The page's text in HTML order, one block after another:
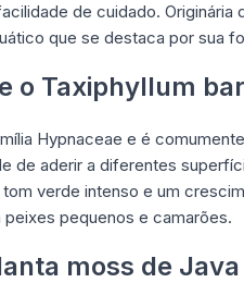
de cuidado.
que se destaca por sua
o Taxiphyllum
Hypnaceae e é
de aderir a diferentes
verde intenso e um
pequenos e camarões.
moss de Java